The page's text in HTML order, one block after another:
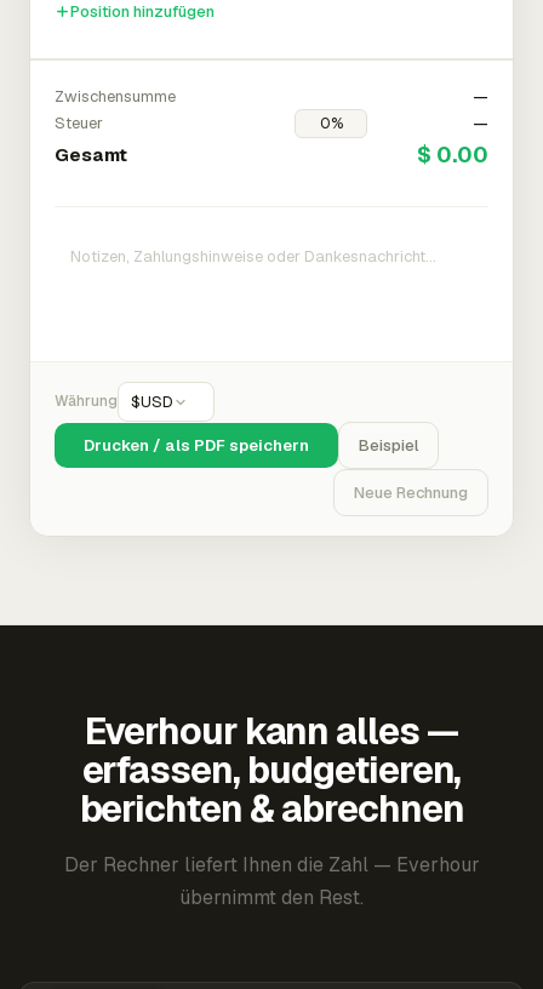
Position hinzufügen
Zwischensumme
—
Steuer
—
Gesamt $ 0.00
Währung $USD
Drucken / als PDF speichern Beispiel
Neue Rechnung
Everhour kann alles —
erfassen, budgetieren,
berichten & abrechnen
Der Rechner liefert Ihnen die Zahl — Everhour
übernimmt den Rest.